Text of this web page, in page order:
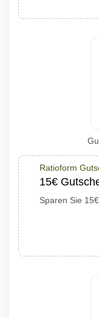
Ratioform
15€
Sparen Sie